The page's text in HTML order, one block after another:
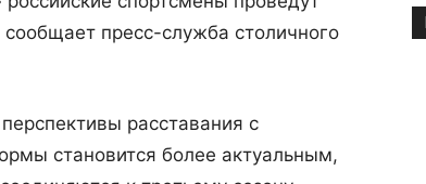
пресс-служба столичного
расставания с
становится более актуальным,